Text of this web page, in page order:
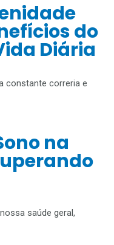
do
Diária
constante correria e
na
saúde geral,